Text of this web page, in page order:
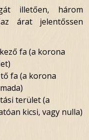
illetően, három
árat jelentőssen
fa (a korona
fa (a korona
terület (a
kicsi, vagy nulla)